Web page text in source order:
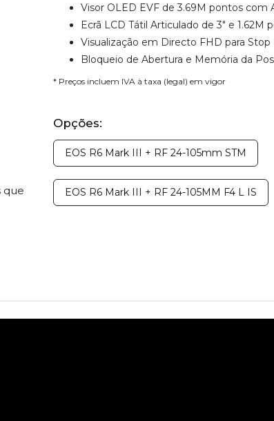
que
Visor OLED EVF de 3.69M pontos com
Ecrã LCD Tátil Articulado de 3" e 1.62M
Visualização em Directo FHD para
Bloqueio de Abertura e Memória da
* Preços incluem IVA à taxa (legal) em vigor
Opções:
EOS R6 Mark III + RF 24-105mm STM
EOS R6 Mark III + RF 24-105MM F4 L IS